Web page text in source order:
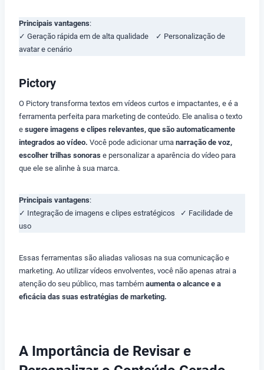
Principais vantagens:
✓ Geração rápida em de alta qualidade ✓ Personalização de
avatar e cenário
Pictory
O Pictory transforma textos em vídeos curtos e impactantes, e é a
ferramenta perfeita para marketing de conteúdo. Ele analisa o texto
e sugere imagens e clipes relevantes, que são automaticamente
integrados ao vídeo. Você pode adicionar uma narração de voz,
escolher trilhas sonoras e personalizar a aparência do vídeo para
que ele se alinhe à sua marca.
Principais vantagens:
✓ Integração de imagens e clipes estratégicos ✓ Facilidade de
uso
Essas ferramentas são aliadas valiosas na sua comunicação e
marketing. Ao utilizar vídeos envolventes, você não apenas atrai a
atenção do seu público, mas também aumenta o alcance e a
eficácia das suas estratégias de marketing.
A Importância de Revisar e